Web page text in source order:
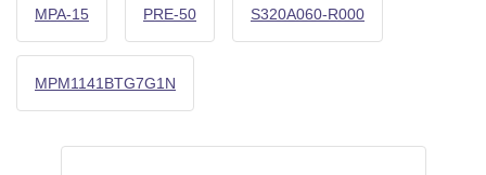
MPA-15 PRE-50 S320A060-R000
MPM1141BTG7G1N